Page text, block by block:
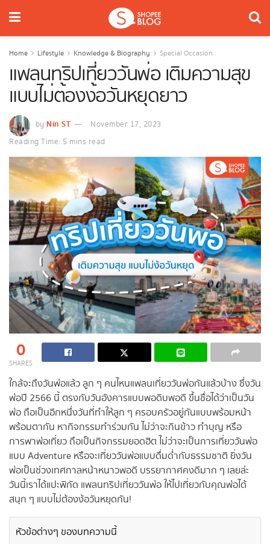
Home Lifestyle Knowledge & Biography Special Occasion
แพลนทริปเที่ยววันพ่อ เติมความสุข
แบบไม่ต้องง้อวันหยุดยาว
by Nin ST
November 17, 2023
Reading Time: 5 mins read
0
SHARES
ใกล้จะถึงวันพ่อแล้ว ลูก ๆ คนไหนแพลนเที่ยววันพ่อกันแล้วบ้าง ซึ่งวัน
พ่อปี 2566 นี้ ตรงกับวันอังคารแบบพอดิบพอดี ขึ้นชื่อได้ว่าเป็นวัน
พ่อ ถือเป็นอีกหนึ่งวันที่ทำให้ลูก ๆ ครอบครัวอยู่กันแบบพร้อมหน้า
พร้อมตากัน หากิจกรรมทำร่วมกัน ไม่ว่าจะกินข้าว ทำบุญ หรือ
การพาพ่อเที่ยว ถือเป็นกิจกรรมยอดฮิต ไม่ว่าจะเป็นการเที่ยววันพ่อ
แบบ Adventure หรือจะเที่ยววันพ่อแบบดื่มด่ำกับธรรมชาติ ยิ่งวัน
พ่อเป็นช่วงเทศกาลหน้าหนาวพอดี บรรยากาศคงดีมาก ๆ เลยล่ะ
วันนี้เราได้แปะพิกัด แพลนทริปเที่ยววันพ่อ ให้ไปเที่ยวกับคุณพ่อได้
สนุก ๆ แบบไม่ต้องง้อวันหยุดกัน!
หัวข้อต่างๆ ของบทความนี้